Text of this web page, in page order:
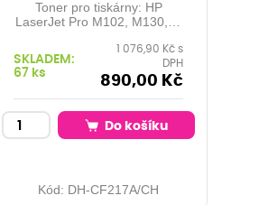
Toner pro tiskárny: HP
LaserJet Pro M102, M130, ...
stran při 5% pokrytí Barva:
SKLADEM:
67 ks
1 076,90 Kč s
DPH
890,00 Kč
Do košíku
Kód: DH-CF217A/CH